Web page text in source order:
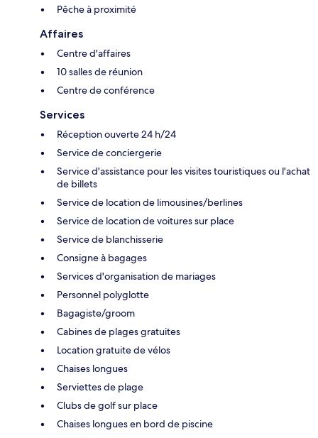
Pêche à proximité
Affaires
Centre d'affaires
10 salles de réunion
Centre de conférence
Services
Réception ouverte 24 h/24
Service de conciergerie
Service d'assistance pour les visites touristiques ou l'achat
de billets
Service de location de limousines/berlines
Service de location de voitures sur place
Service de blanchisserie
Consigne à bagages
Services d'organisation de mariages
Personnel polyglotte
Bagagiste/groom
Cabines de plages gratuites
Location gratuite de vélos
Chaises longues
Serviettes de plage
Clubs de golf sur place
Chaises longues en bord de piscine